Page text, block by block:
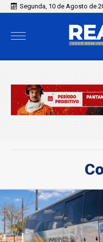
Segunda, 10 de Agosto de